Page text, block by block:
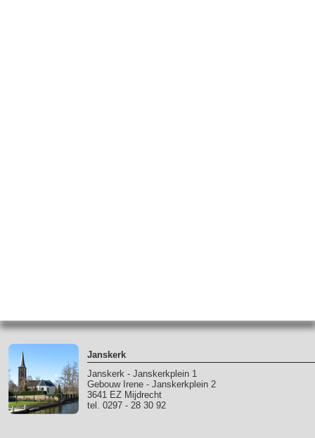
Janskerk
Janskerk - Janskerkplein 1
Gebouw Irene - Janskerkplein 2
3641 EZ Mijdrecht
tel. 0297 - 28 30 92